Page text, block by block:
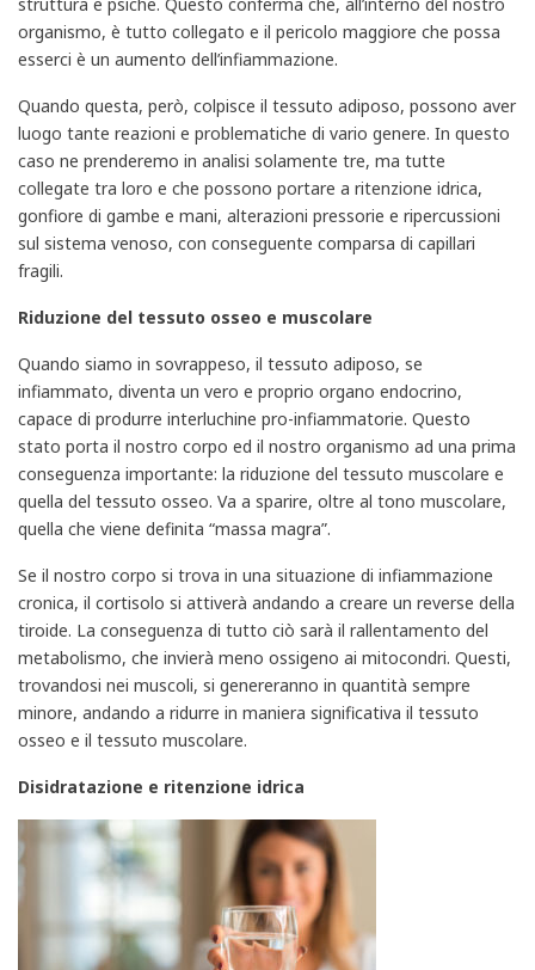
organismo, è tutto collegato e il pericolo maggiore che possa
esserci è un aumento dell’infiammazione.
Quando questa, però, colpisce il tessuto adiposo, possono aver
luogo tante reazioni e problematiche di vario genere. In questo
caso ne prenderemo in analisi solamente tre, ma tutte
collegate tra loro e che possono portare a ritenzione idrica,
gonfiore di gambe e mani, alterazioni pressorie e ripercussioni
sul sistema venoso, con conseguente comparsa di capillari
fragili.
Riduzione del tessuto osseo e muscolare
Quando siamo in sovrappeso, il tessuto adiposo, se
infiammato, diventa un vero e proprio organo endocrino,
capace di produrre interluchine pro-infiammatorie. Questo
stato porta il nostro corpo ed il nostro organismo ad una prima
conseguenza importante: la riduzione del tessuto muscolare e
quella del tessuto osseo. Va a sparire, oltre al tono muscolare,
quella che viene definita “massa magra”.
Se il nostro corpo si trova in una situazione di infiammazione
cronica, il cortisolo si attiverà andando a creare un reverse della
tiroide. La conseguenza di tutto ciò sarà il rallentamento del
metabolismo, che invierà meno ossigeno ai mitocondri. Questi,
trovandosi nei muscoli, si genereranno in quantità sempre
minore, andando a ridurre in maniera significativa il tessuto
osseo e il tessuto muscolare.
Disidratazione e ritenzione idrica